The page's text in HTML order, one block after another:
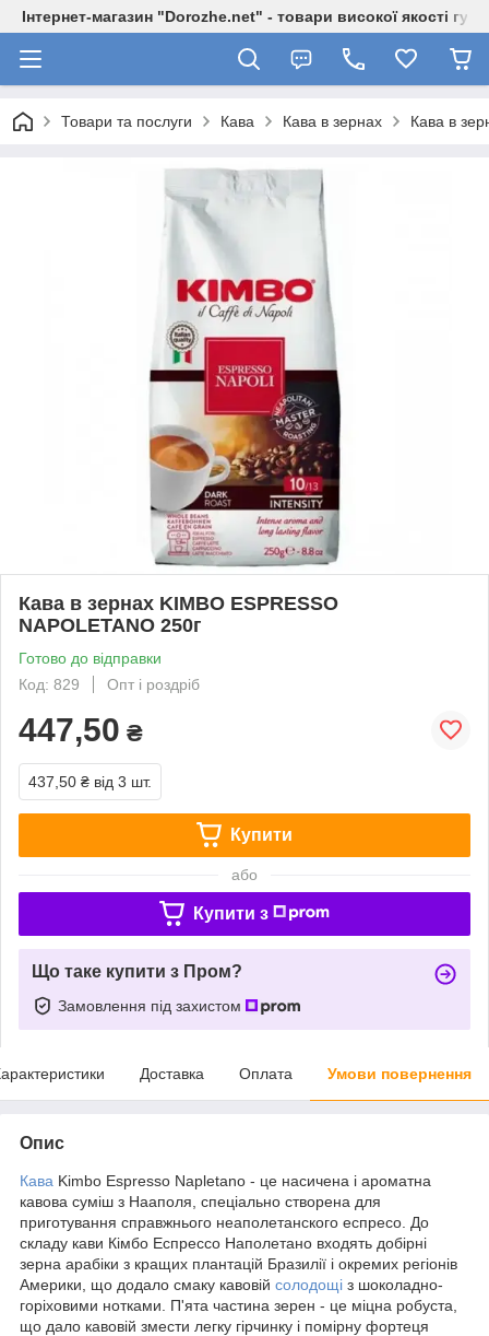
Інтернет-магазин "Dorozhe.net" - товари високої якості
Товари та послуги Кава Кава в зернах Кава в
Кава в зернах KIMBO ESPRESSO
NAPOLETANO 250г
Готово до відправки
Код: 829
Опт і роздріб
447,50 ₴
437,50 ₴ від 3 шт.
Купити
або
Купити з
Що таке купити з Пром?
Замовлення під захистом
Доставка Оплата Умови повернення
Опис
Кава Kimbo Espresso Napletano - це насичена і ароматна
кавова суміш з Нааполя, спеціально створена для
приготування справжнього неаполетанского еспресо. До
складу кави Кімбо Еспрессо Наполетано входять добірні
зерна арабіки з кращих плантацій Бразилії і окремих регіонів
Америки, що додало смаку кавовій солодощі з шоколадно-
горіховими нотками. П'ята частина зерен - це міцна робуста,
що дало кавовій змести легку гірчинку і помірну фортеця